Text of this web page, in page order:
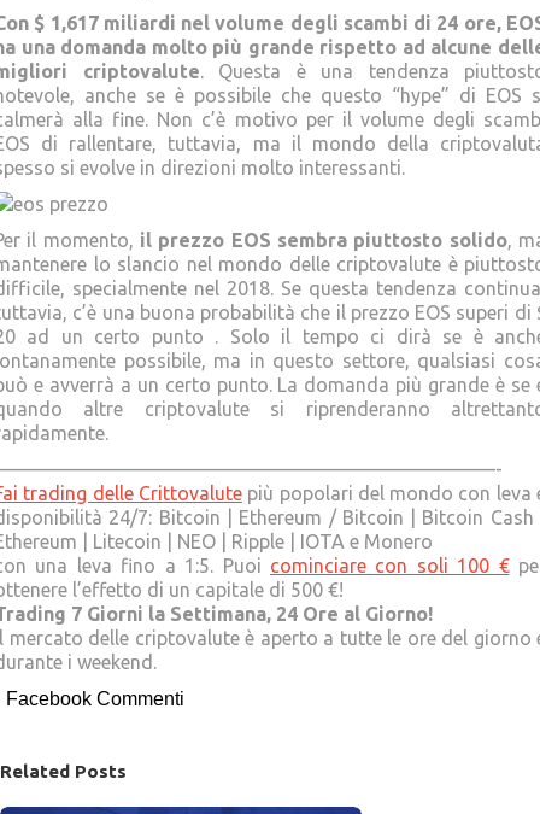
$ 1,617 miliardi nel volume degli scambi di 24 ore,
una domanda molto più grande rispetto ad alcune
criptovalute. Questa è una tendenza
anche se è possibile che questo “hype” di EOS
alla fine. Non c’è motivo per il volume degli
di rallentare, tuttavia, ma il mondo della
si evolve in direzioni molto interessanti.
il momento, il prezzo EOS sembra piuttosto solido,
lo slancio nel mondo delle criptovalute è
specialmente nel 2018. Se questa tendenza
c’è una buona probabilità che il prezzo EOS superi di
ad un certo punto . Solo il tempo ci dirà se è
possibile, ma in questo settore, qualsiasi
e avverrà a un certo punto. La domanda più grande è se
altre criptovalute si riprenderanno
trading delle Crittovalutepiù popolari del mondo con leva
24/7: Bitcoin | Ethereum / Bitcoin | Bitcoin Cash
| Litecoin | NEO | Ripple | IOTA e Monero
una leva fino a 1:5. Puoi cominciare con soli 100 €
l’effetto di un capitale di 500 €!
7 Giorni la Settimana, 24 Ore al Giorno!
mercato delle criptovalute è aperto a tutte le ore del giorno
i weekend.
Facebook Commenti
Related Posts